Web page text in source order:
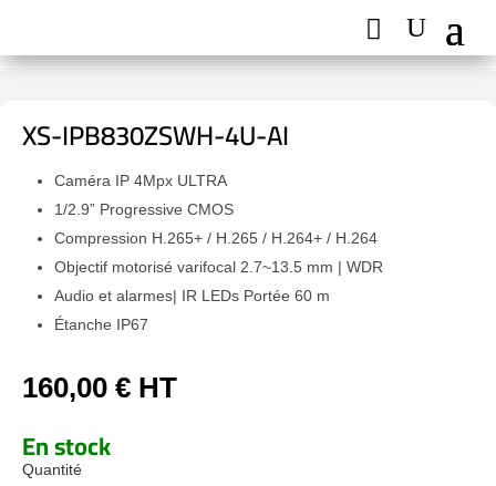
XS-IPB830ZSWH-4U-AI
Caméra IP 4Mpx ULTRA
1/2.9” Progressive CMOS
Compression H.265+ / H.265 / H.264+ / H.264
Objectif motorisé varifocal 2.7~13.5 mm | WDR
Audio et alarmes| IR LEDs Portée 60 m
Étanche IP67
160,00 € HT
En stock